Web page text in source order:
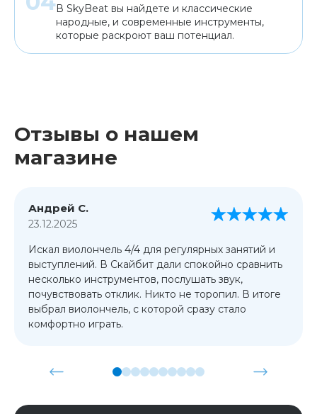
В SkyBeat вы найдете и классические
народные, и современные инструменты,
которые раскроют ваш потенциал.
Отзывы о нашем
магазине
Андрей С.
23.12.2025
Искал виолончель 4/4 для регулярных занятий и
выступлений. В Скайбит дали спокойно сравнить
несколько инструментов, послушать звук,
почувствовать отклик. Никто не торопил. В итоге
выбрал виолончель, с которой сразу стало
комфортно играть.